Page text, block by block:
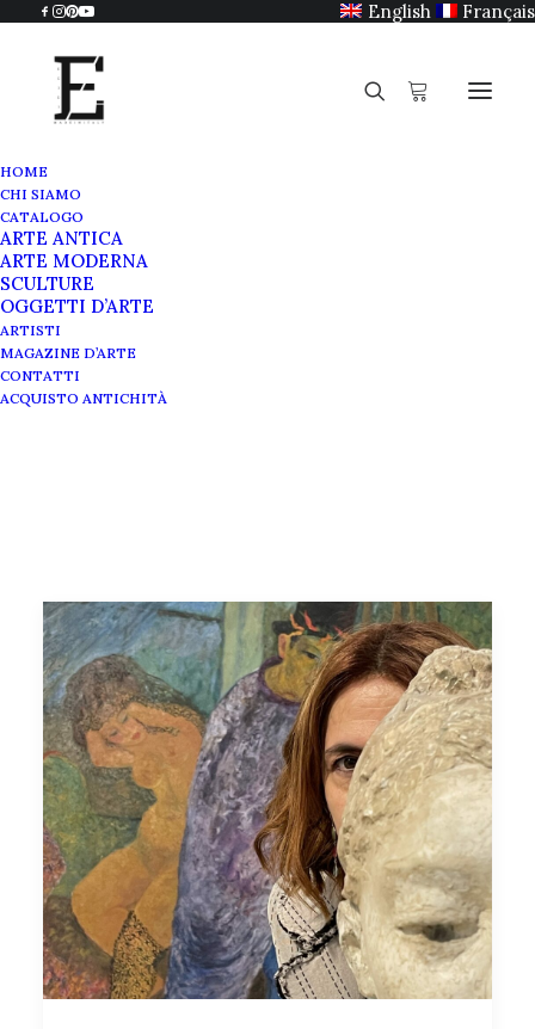
English Français
HOME
CHI SIAMO
CATALOGO
ARTE ANTICA
ARTE MODERNA
SCULTURE
OGGETTI D’ARTE
ARTISTI
MAGAZINE D’ARTE
CONTATTI
ACQUISTO ANTICHITÀ